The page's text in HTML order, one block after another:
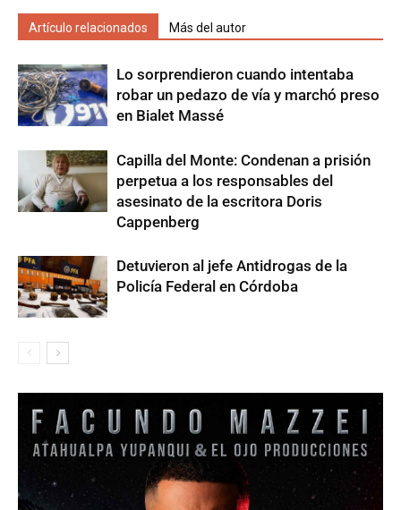
Artículo relacionados Más del autor
Lo sorprendieron cuando intentaba
robar un pedazo de vía y marchó preso
en Bialet Massé
Capilla del Monte: Condenan a prisión
perpetua a los responsables del
asesinato de la escritora Doris
Cappenberg
Detuvieron al jefe Antidrogas de la
Policía Federal en Córdoba